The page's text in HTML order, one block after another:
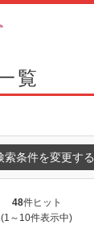
覧
索条件を変更する
48件ヒット
(1～10件表示中)